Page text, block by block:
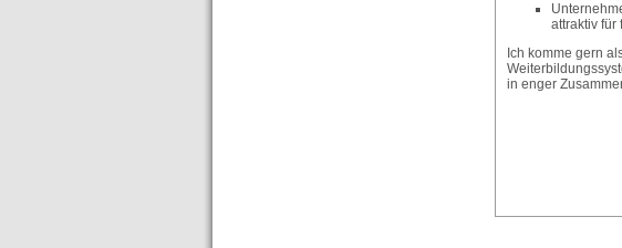
attraktiv für
Ich komme gern
in enger